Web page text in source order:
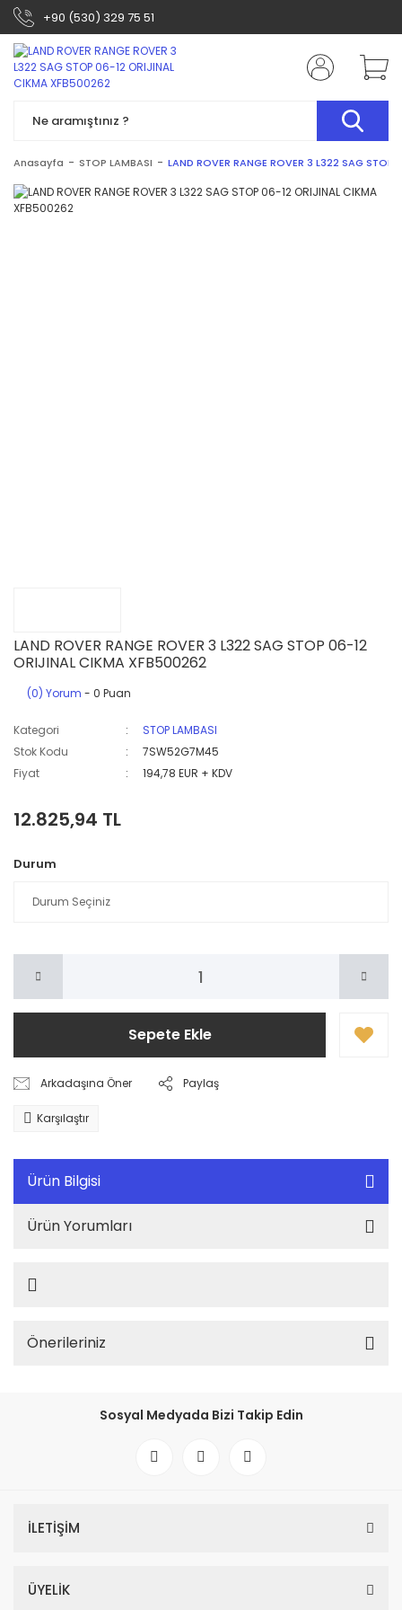
+90 (530) 329 75 51
Anasayfa STOP LAMBASI LAND ROVER RANGE ROVER 3 L322 SAG
LAND ROVER RANGE ROVER 3 L322 SAG STOP 06-12
ORIJINAL CIKMA XFB500262
(0) Yorum - 0 Puan
Kategori
STOP LAMBASI
Stok Kodu
7SW52G7M45
Fiyat
194,78 EUR + KDV
12.825,94 TL
Durum
Sepete Ekle
Arkadaşına Öner Paylaş
Karşılaştır
Ürün Bilgisi
Ürün Yorumları
Önerileriniz
Sosyal Medyada Bizi Takip Edin
İLETİŞİM
ÜYELİK